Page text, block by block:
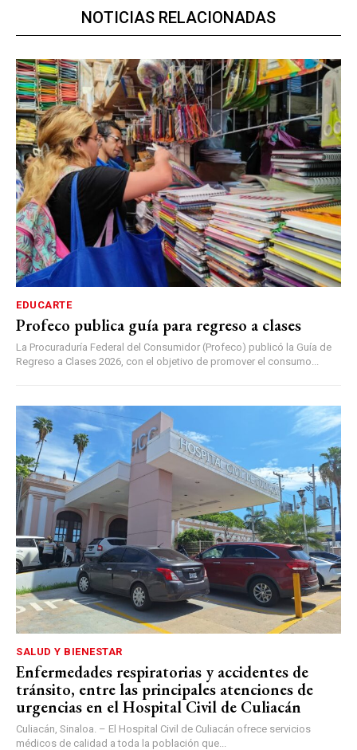
NOTICIAS RELACIONADAS
EDUCARTE
Profeco publica guía para regreso a clases
La Procuraduría Federal del Consumidor (Profeco) publicó la Guía de
Regreso a Clases 2026, con el objetivo de promover el consumo...
SALUD Y BIENESTAR
Enfermedades respiratorias y accidentes de
tránsito, entre las principales atenciones de
urgencias en el Hospital Civil de Culiacán
Culiacán, Sinaloa. – El Hospital Civil de Culiacán ofrece servicios
médicos de calidad a toda la población que...